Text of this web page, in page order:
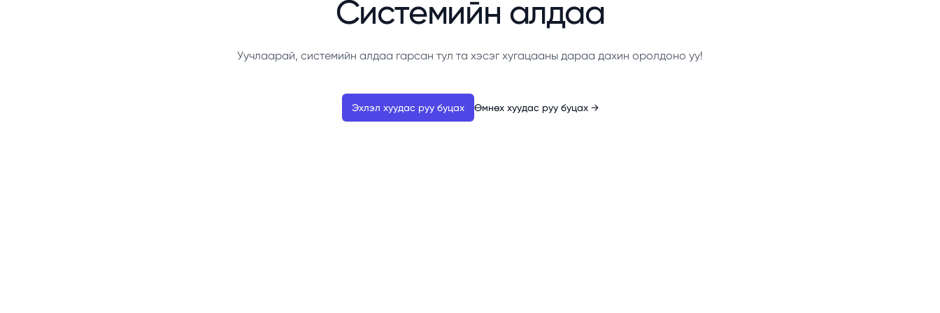
Системийн алдаа
Уучлаарай, системийн алдаа гарсан тул та хэсэг хугацааны дараа дахин оролдоно уу!
Эхлэл хуудас руу буцах Өмнөх хуудас руу буцах →